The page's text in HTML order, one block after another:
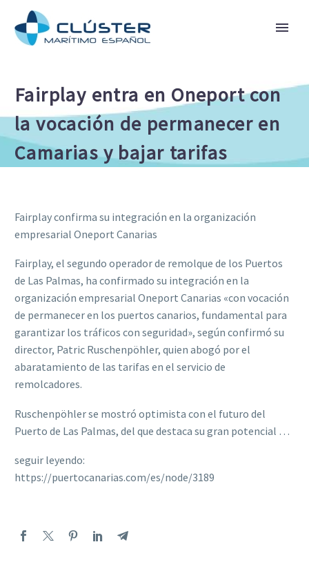
Fairplay entra en Oneport con
la vocación de permanecer en
Camarias y bajar tarifas
Fairplay confirma su integración en la organización
empresarial Oneport Canarias
Fairplay, el segundo operador de remolque de los Puertos
de Las Palmas, ha confirmado su integración en la
organización empresarial Oneport Canarias «con vocación
de permanecer en los puertos canarios, fundamental para
garantizar los tráficos con seguridad», según confirmó su
director, Patric Ruschenpöhler, quien abogó por el
abaratamiento de las tarifas en el servicio de
remolcadores.
Ruschenpöhler se mostró optimista con el futuro del
Puerto de Las Palmas, del que destaca su gran potencial …
seguir leyendo:
https://puertocanarias.com/es/node/3189